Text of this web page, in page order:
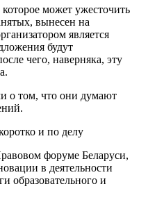
может ужесточить
вынесен на
является
будут
чего, наверняка, эту
о том, что они думают
и по делу
форуме Беларуси,
в деятельности
образовательного и